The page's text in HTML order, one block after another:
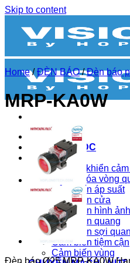
Skip to content
BIẾN TẦN
BỘ NGUỒN DC
CẢM BIẾN
Bộ điều khiển
Bộ mã hóa vòng
Cảm biến áp suất
Cảm biến cửa
Cảm biến hình ảnh
Cảm biến quang
Cảm biến sợi
Cảm biến tiệm cận
Cảm biến vùng
Home / ĐÈN BÁO / Đèn báo
MRP-KA0W
Đèn báo Ø25 MRP-KA0W